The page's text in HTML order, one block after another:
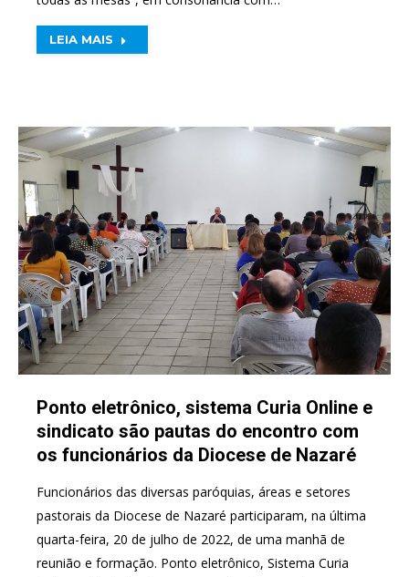
LEIA MAIS
Ponto eletrônico, sistema Curia Online e
sindicato são pautas do encontro com
os funcionários da Diocese de Nazaré
Funcionários das diversas paróquias, áreas e setores
pastorais da Diocese de Nazaré participaram, na última
quarta-feira, 20 de julho de 2022, de uma manhã de
reunião e formação. Ponto eletrônico, Sistema Curia